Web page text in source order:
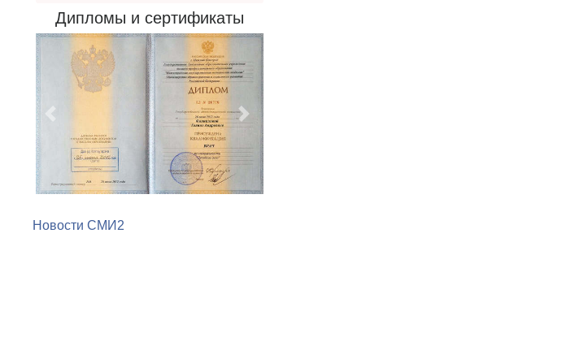
Дипломы и сертификаты
Предыдущий Следующий
Новости СМИ2